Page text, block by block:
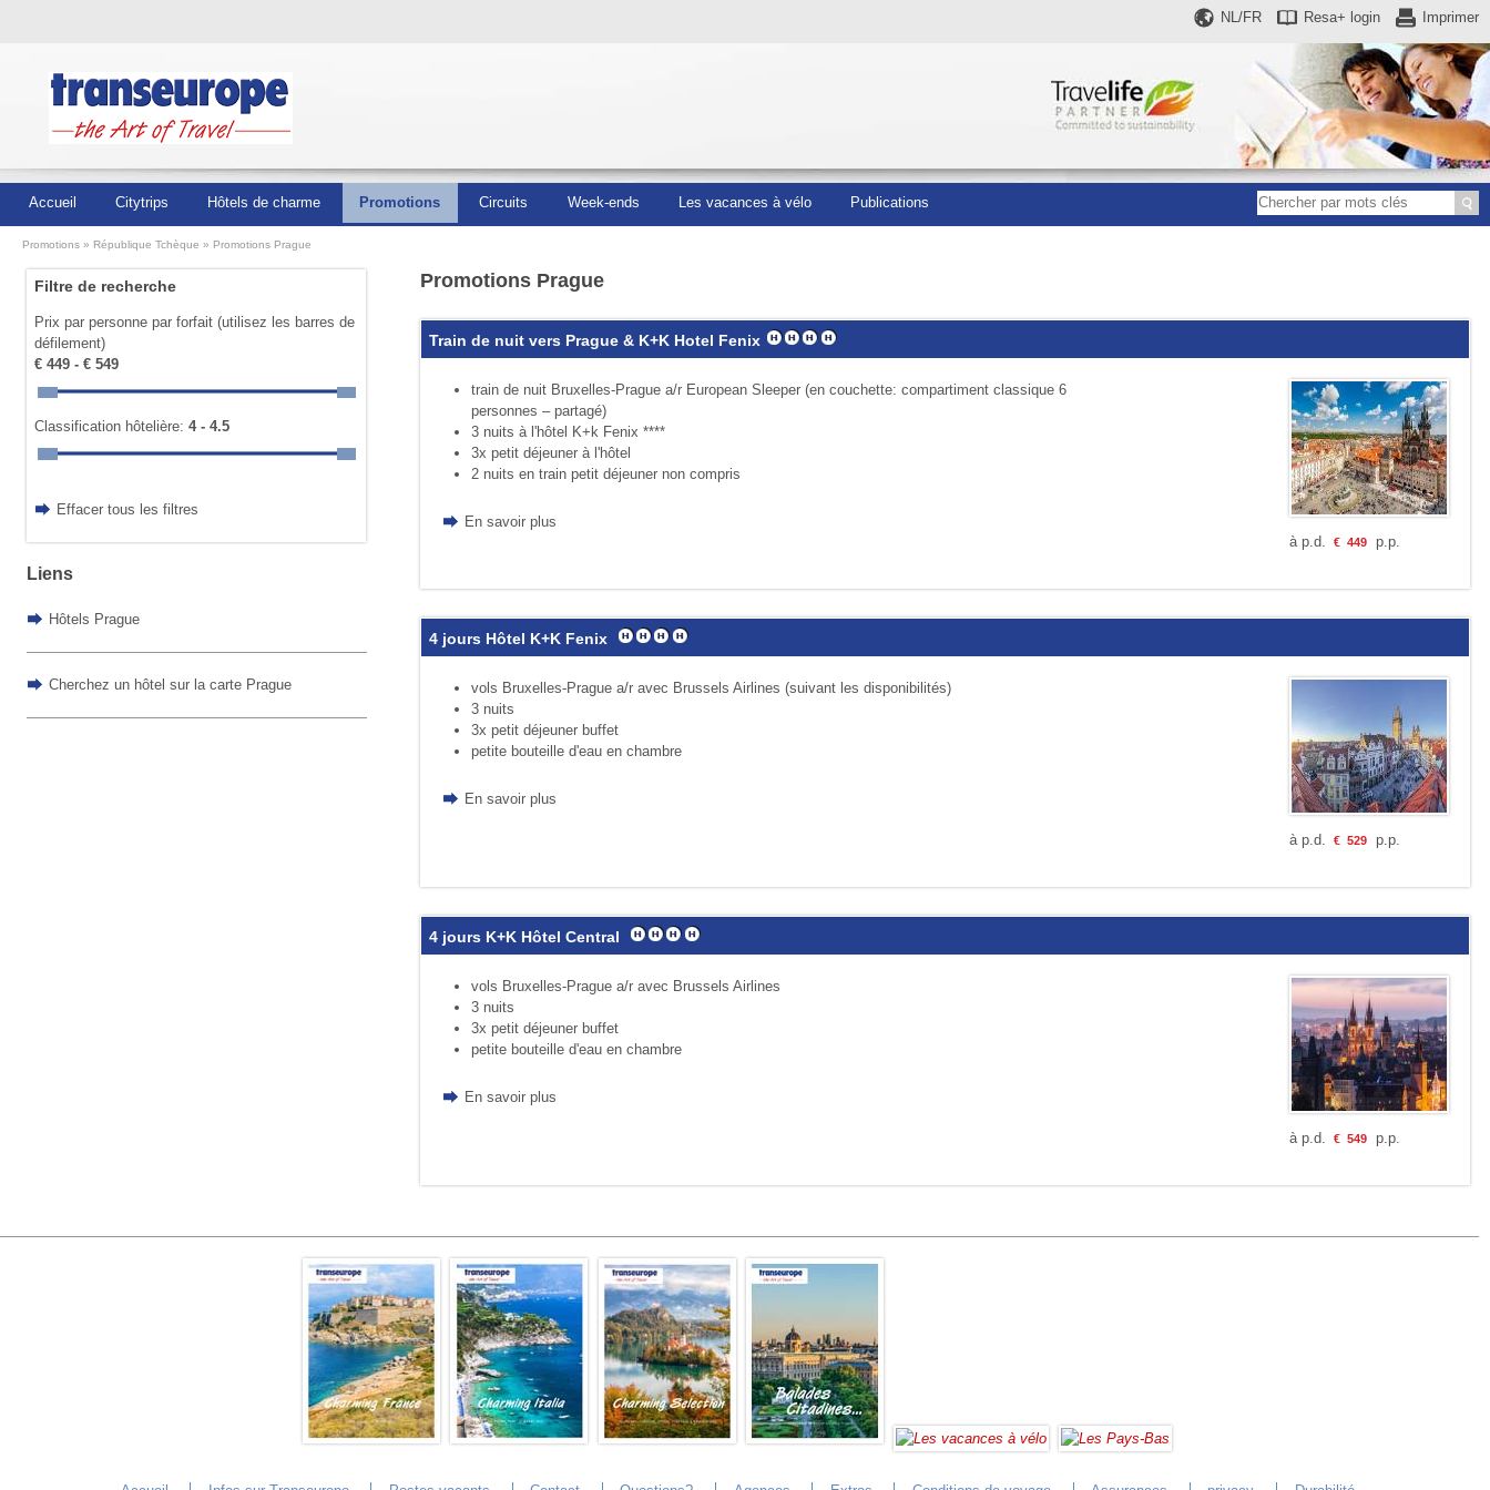
Imprimer
Resa+ login
NL/FR
Accueil Citytrips Hôtels de charme Promotions Circuits Week-ends Les vacances à vélo Publications
Promotions République Tchèque Promotions Prague
Filtre de recherche
Prix par personne par forfait (utilisez les barres de
défilement)
€ 449 - € 549
Classification hôtelière:4 - 4.5
Effacer tous les filtres
Liens
Hôtels Prague
Cherchez un hôtel sur la carte Prague
Promotions Prague
Train de nuit vers Prague & K+K Hotel Fenix
train de nuit Bruxelles-Prague a/r European Sleeper (en couchette: compartiment classique 6
personnes – partagé)
3 nuits à l'hôtel K+k Fenix ****
3x petit déjeuner à l'hôtel
2 nuits en train petit déjeuner non compris
En savoir plus
à p.d.
€ 449p.p.
4 jours Hôtel K+K Fenix
vols Bruxelles-Prague a/r avec Brussels Airlines (suivant les disponibilités)
3 nuits
3x petit déjeuner buffet
petite bouteille d'eau en chambre
En savoir plus
à p.d. € 529p.p.
4 jours K+K Hôtel Central
vols Bruxelles-Prague a/r avec Brussels Airlines
3 nuits
3x petit déjeuner buffet
petite bouteille d'eau en chambre
En savoir plus
à p.d. € 549p.p.